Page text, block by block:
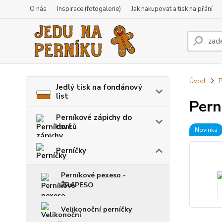
O nás Inspirace (fotogalerie) Jak nakupovat a tisk na přání
Jedlý tisk na fondánový
list
Perníkové zápichy do
dortů
Perníčky
Perníkové pexeso -
ŽRAPESO
Velikonoční perníčky
Úvod
Novinka